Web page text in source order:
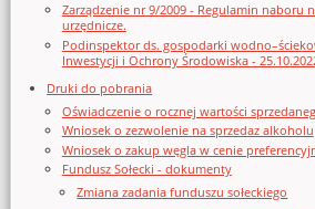
Zarządzenie nr 9/2009 - Regulamin naboru
urzędnicze.
Podinspektor ds. gospodarki
Inwestycji i Ochrony Środowiska -
Druki do pobrania
Oświadczenie o rocznej wartości
Wniosek o zezwolenie na sprzedaz alkoholu
Wniosek o zakup węgla w cenie
Fundusz Sołecki - dokumenty
Zmiana zadania funduszu sołeckiego